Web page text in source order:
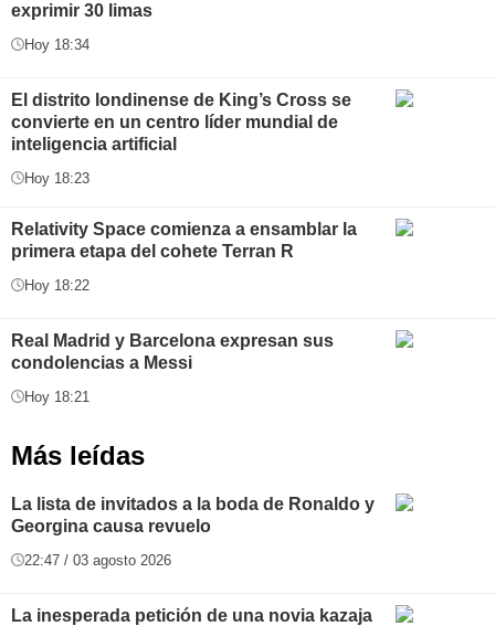
exprimir 30 limas
Hoy 18:34
El distrito londinense de King’s Cross se
convierte en un centro líder mundial de
inteligencia artificial
Hoy 18:23
Relativity Space comienza a ensamblar la
primera etapa del cohete Terran R
Hoy 18:22
Real Madrid y Barcelona expresan sus
condolencias a Messi
Hoy 18:21
Más leídas
La lista de invitados a la boda de Ronaldo y
Georgina causa revuelo
22:47 / 03 agosto 2026
La inesperada petición de una novia kazaja